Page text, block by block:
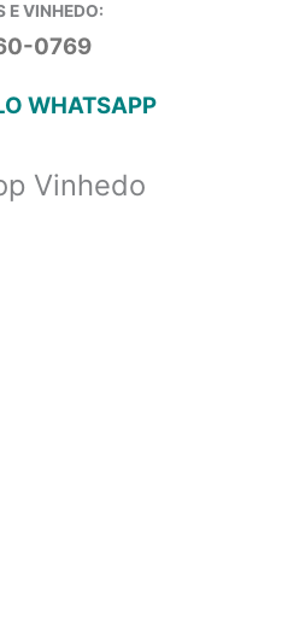
E VINHEDO:
0769
WHATSAPP
Vinhedo